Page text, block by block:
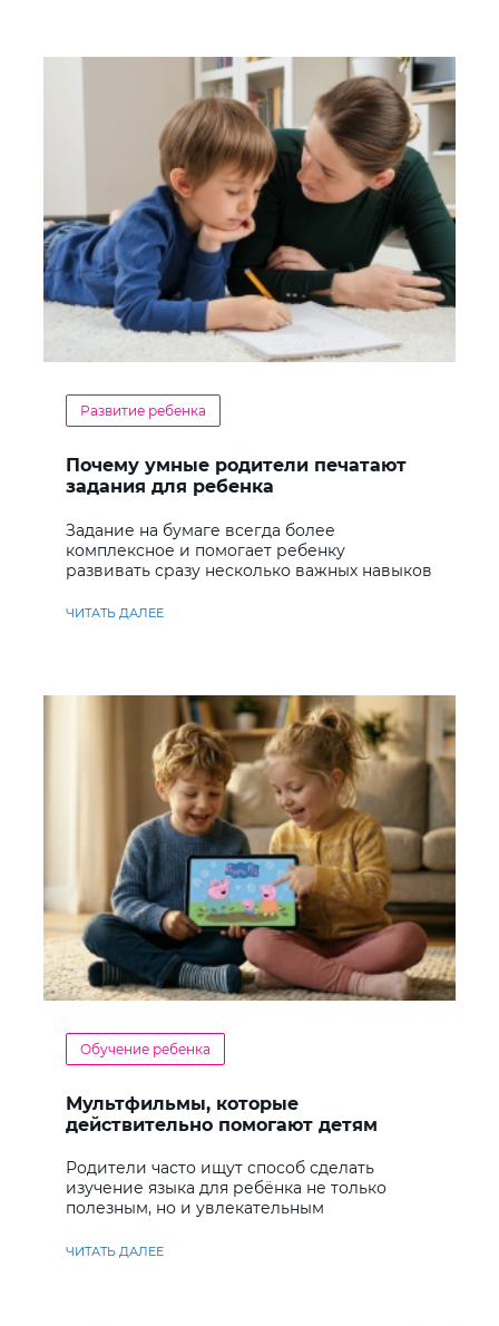
Развитие ребенка
Почему умные родители печатают
задания для ребенка
Задание на бумаге всегда более
комплексное и помогает ребенку
развивать сразу несколько важных навыков
ЧИТАТЬ ДАЛЕЕ
Обучение ребенка
Мультфильмы, которые
действительно помогают детям
Родители часто ищут способ сделать
изучение языка для ребёнка не только
полезным, но и увлекательным
ЧИТАТЬ ДАЛЕЕ